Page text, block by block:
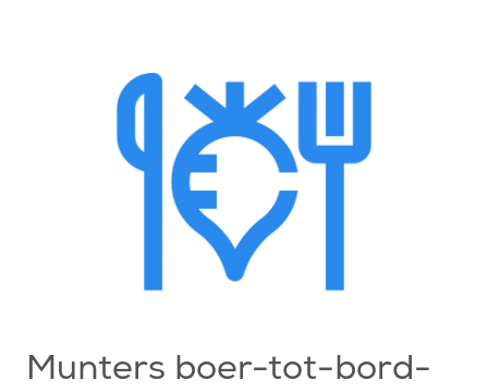
Munters boer-tot-bord-